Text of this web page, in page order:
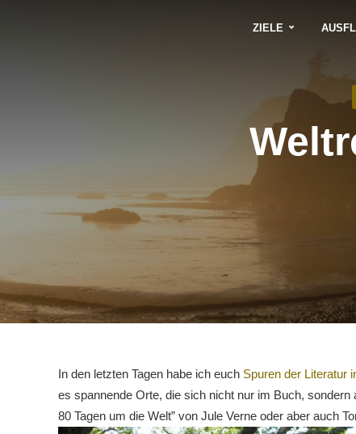
ZIELE
In den letzten Tagen habe ich euch Spuren der Literatur
es spannende Orte, die sich nicht nur im Buch,
80 Tagen um die Welt” von Jule Verne oder aber auch